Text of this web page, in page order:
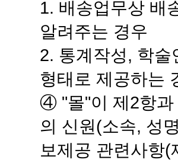
1. 배송업무상 배
알려주는 경우
2. 통계작성, 학
형태로 제공하는
④ "몰"이 제2항과
의 신원(소속, 성
보제공 관련사항